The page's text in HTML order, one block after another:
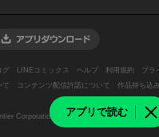
アプリで読む
グ LINEコミックス ヘルプ 利用規約
プラ
て
コンテンツ配信許諾について 作品持ち込
Corporation